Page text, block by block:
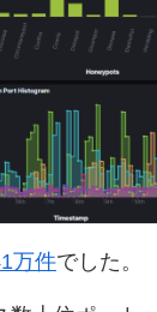
万件でした。